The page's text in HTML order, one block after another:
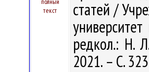
текст
статей /
редкол.: Н.
2021. – С.